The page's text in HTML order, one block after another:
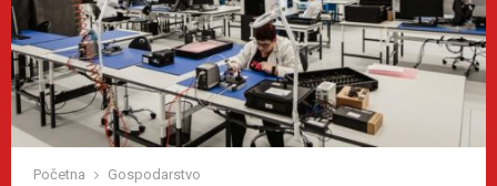
Početna
Gospodarstvo